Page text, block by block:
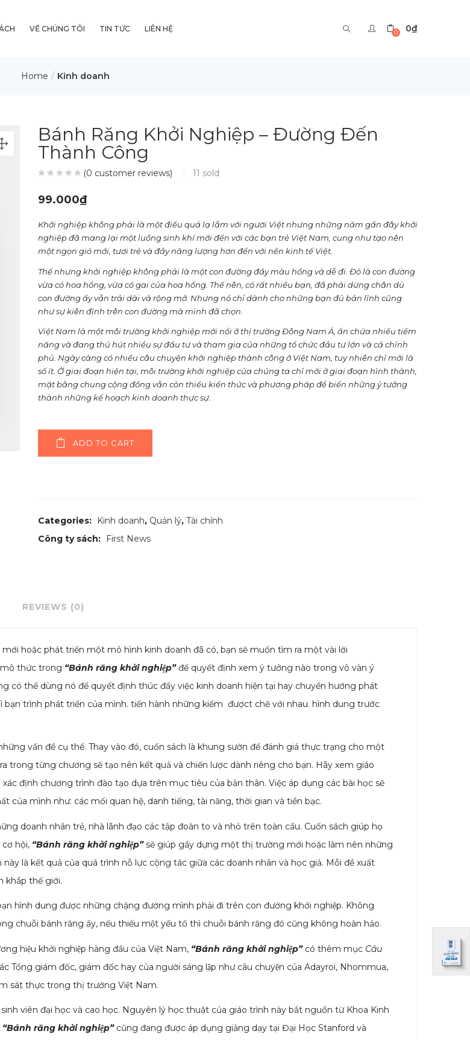
VỀ CHÚNG TÔI TIN TỨC LIÊN HỆ 0 0₫
Home Kinh doanh
Bánh Răng Khởi Nghiệp – Đường Đến
Thành Công
(0 customer reviews) 11 sold
99.000₫
Khởi nghiệp không phải là một điều quá lạ lẫm với người Việt nhưng những năm gần đây khởi
nghiệp đã mang lại một luồng sinh khí mới đển với các bạn trẻ Việt Nam, cung như tạo nên
một ngọn gió mới, tươi trẻ và đầy năng lượng hơn đến với nền kinh tế Việt.
Thế nhưng khởi nghiệp không phải là một con đường đầy màu hồng và dễ đi. Đó là con đường
vừa có hoa hồng, vừa có gai của hoa hồng. Thế nên, có rất nhiều bạn, đã phải dừng chân dù
con đường ấy vẫn trải dài và rộng mở. Nhưng nó chỉ dành cho những bạn đủ bản lĩnh cũng
như sự kiên định trên con đường mà mình đã chọn.
Việt Nam là một môi trường khởi nghiệp mới nổi ở thị trường Đông Nam Á, ẩn chứa nhiều tiềm
năng và đang thú hút nhiều sự đầu tư và tham gia của những tổ chức đầu tư lớn và cả chính
phủ. Ngày càng có nhiều câu chuyện khởi nghiệp thành công ở Việt Nam, tuy nhiên chỉ mới là
số ít. Ở giai đoạn hiện tại, môi trường khởi nghiệp của chúng ta chỉ mới ở giai đoạn hình thành,
mặt bằng chung cộng đồng vẫn còn thiếu kiến thức và phương pháp để biến những ý tưởng
thành những kế hoạch kinh doanh thực sự.
ADD TO CART
Categories: Kinh doanh, Quản lý, Tài chính
Công ty sách:
First News
REVIEWS (0)
hoặc phát triển một mô hình kinh doanh đã có, bạn sẽ muốn tìm ra một vài lời
thức trong “Bánh răng khởi nghiệp”để quyết định xem ý tưởng nào trong vô vàn ý
có thể dùng nó để quyết định thúc đẩy việc kinh doanh hiện tại hay chuyển hướng phát
trình phát triển của mình. tiến hành những kiểm đượct chẽ với nhau. hình dung trước
vấn đề cụ thể. Thay vào đó, cuốn sách là khung sườn để đánh giá thực trạng cho một
trong từng chương sẽ tạo nên kết quả và chiến lược dành riêng cho bạn. Hãy xem giáo
định chương trình đào tạo dựa trên mục tiêu của bản thân. Việc áp dụng các bài học sẽ
của mình như: các mối quan hệ, danh tiếng, tài năng, thời gian và tiền bạc.
doanh nhân trẻ, nhà lãnh đạo các tập đoàn to và nhỏ trên toàn cầu. Cuốn sách giúp họ
hội, “Bánh răng khởi nghiệp”sẽ giúp gầy dựng một thị trường mới hoặc làm nên những
là kết quả của quá trình nỗ lực cộng tác giữa các doanh nhân và học giả. Mỗi đề xuất
khắp thế giới.
hình dung được những chặng đường mình phải đi trên con đường khởi nghiệp. Không
chuỗi bánh răng ấy, nếu thiếu một yếu tố thì chuỗi bánh răng đó cũng không hoàn hảo.
hiệu khởi nghiệp hàng đầu của Việt Nam, “Bánh răng khởi nghiệp” có thêm mục Câu
Tổng giám đốc, giám đốc hay của người sáng lập như câu chuyện của Adayroi, Nhommua,
sát thực trong thị trường Việt Nam.
viên đại học và cao học. Nguyên lý học thuật của giáo trình này bắt nguồn từ Khoa Kinh
“Bánh răng khởi nghiệp”cũng đang được áp dụng giảng dạy tại Đại Học Stanford và